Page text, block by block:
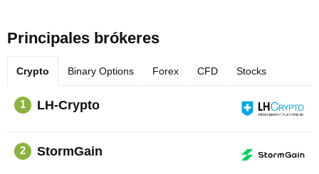
Principales brókeres
Crypto Binary Options Forex CFD Stocks
1 LH-Crypto
2 StormGain